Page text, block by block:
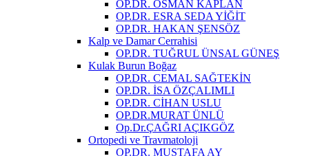
OP.DR. OSMAN KAPLAN
OP.DR. ESRA SEDA YİĞİT
OP.DR. HAKAN ŞENSÖZ
Kalp ve Damar Cerrahisi
OP.DR. TUĞRUL ÜNSAL GÜNEŞ
Kulak Burun Boğaz
OP.DR. CEMAL SAĞTEKİN
OP.DR. İSA ÖZÇALIMLI
OP.DR. CİHAN USLU
OP.DR.MURAT ÜNLÜ
Op.Dr.ÇAĞRI AÇIKGÖZ
Ortopedi ve Travmatoloji
OP.DR. MUSTAFA AY